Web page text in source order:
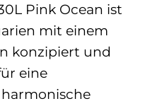
Pink Ocean ist
mit einem
konzipiert und
eine